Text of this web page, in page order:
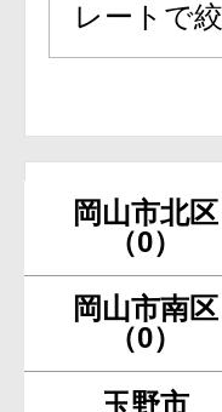
岡山市北区
（0）
岡山市南区
（0）
玉野市